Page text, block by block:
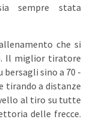
sempre stata
che si
Il miglior tiratore
sino a 70 -
tirando a distanze
al tiro su tutte
delle frecce.